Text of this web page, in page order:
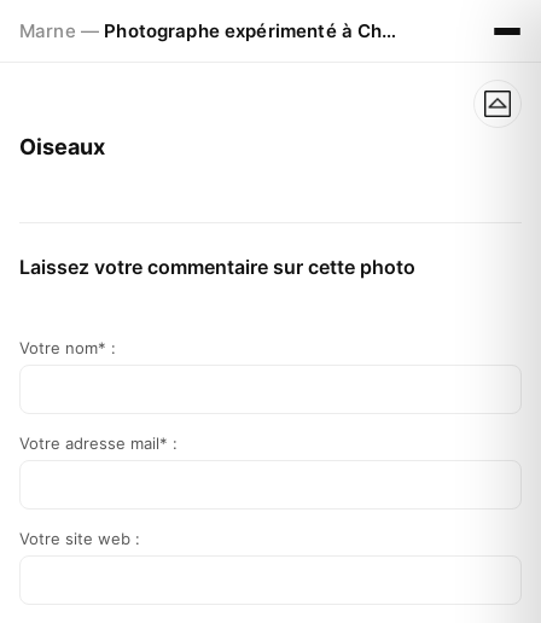
Marne — Photographe expérimenté à Chalons en Champagne
Oiseaux
Laissez votre commentaire sur cette photo
Votre nom* :
Votre adresse mail* :
Votre site web :